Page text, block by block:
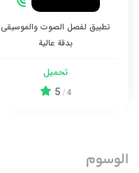
تطبيق لفصل الصوت والموسيقى
بدقة عالية
تحميل
4
/
5
الوسوم